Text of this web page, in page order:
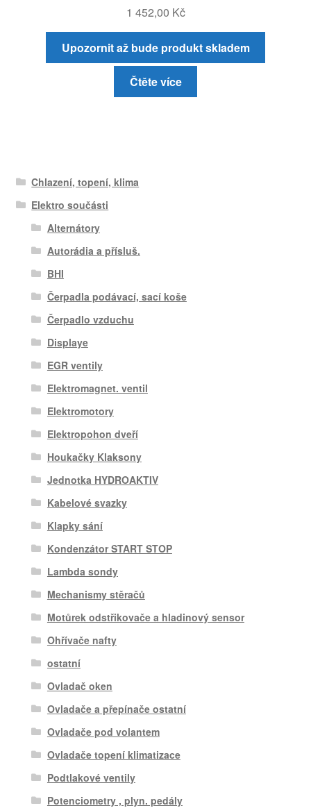
1 452,00 Kč
Upozornit až bude produkt skladem
Čtěte více
Chlazení, topení, klima
Elektro součásti
Alternátory
Autorádia a přísluš.
BHI
Čerpadla podávací, sací koše
Čerpadlo vzduchu
Displaye
EGR ventily
Elektromagnet. ventil
Elektromotory
Elektropohon dveří
Houkačky Klaksony
Jednotka HYDROAKTIV
Kabelové svazky
Klapky sání
Kondenzátor START STOP
Lambda sondy
Mechanismy stěračů
Motůrek odstřikovače a hladinový sensor
Ohřívače nafty
ostatní
Ovladač oken
Ovladače a přepínače ostatní
Ovladače pod volantem
Ovladače topení klimatizace
Podtlakové ventily
Potenciometry , plyn. pedály